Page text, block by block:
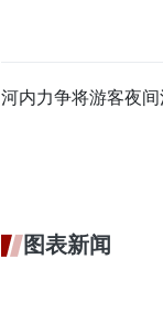
河内力争将游客夜
图表新闻